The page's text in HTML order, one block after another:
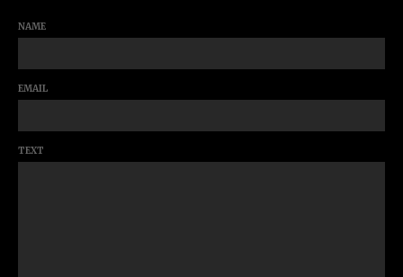
NAME
EMAIL
TEXT